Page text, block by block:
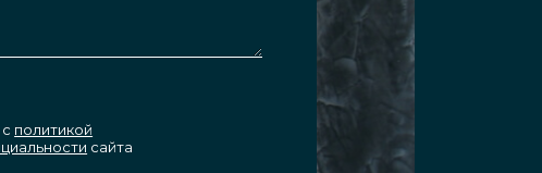
составляет от 1 часа. Весь
«Инфинити Гласс», с
политикой
сайта